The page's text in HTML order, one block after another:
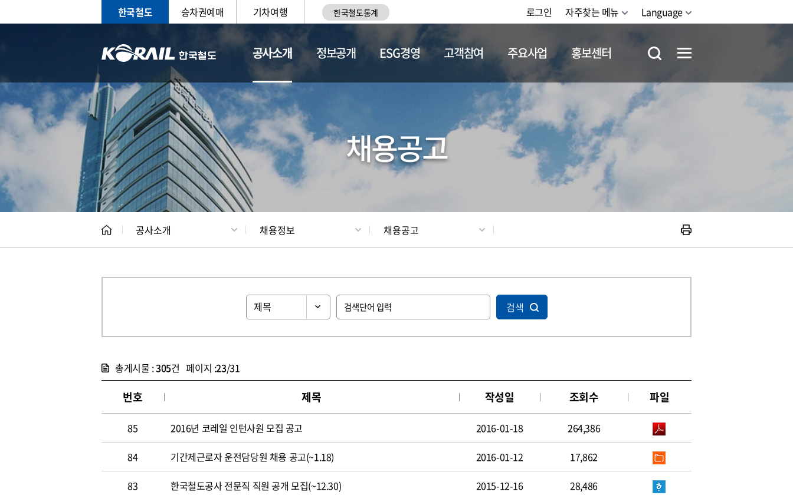
한국철도 승차권예매 기차여행 한국철도통계 로그인 자주찾는 메뉴 Language
공사소개
CEO 일반현황 채용정보
정보공개 ESG경영 고객참여 주요사업 홍보센터
채용공고
공사소개 채용정보 채용공고
검색
총게시물 :305건 페이지 :23/31
번호 제목 작성일 조회수 파일
85 2016년 코레일 인턴사원 모집 공고 2016-01-18 264,386
84 기간제근로자 운전담당원 채용 공고(~1.18) 2016-01-12 17,862
83 한국철도공사 전문직 직원 공개 모집(~12.30) 2015-12-16 28,486